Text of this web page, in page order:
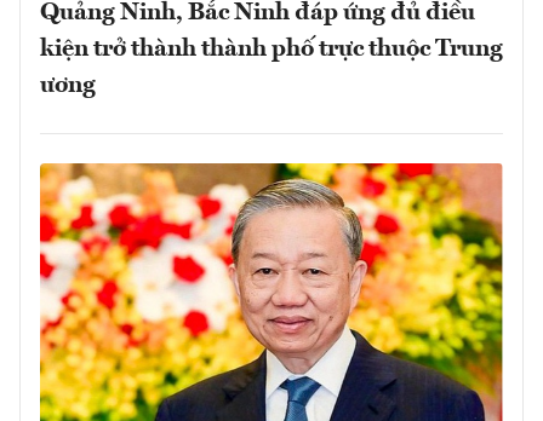
Quảng Ninh, Bắc Ninh đáp ứng đủ điều
kiện trở thành thành phố trực thuộc Trung
ương